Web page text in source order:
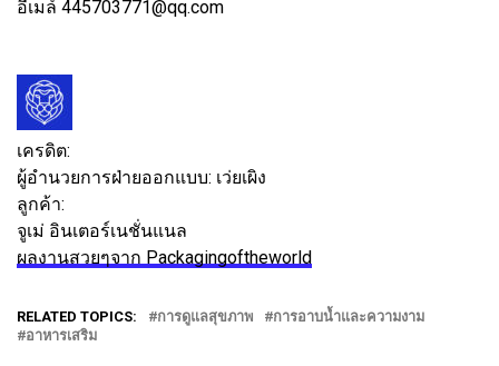
อีเมล์ 445703771@qq.com
เครดิต:
ผู้อำนวยการฝ่ายออกแบบ: เว่ยเผิง
ลูกค้า:
จูเม่ อินเตอร์เนชั่นแนล
ผลงานสวยๆจาก Packagingoftheworld
RELATED TOPICS: การดูแลสุขภาพ
การอาบน้ำและความงาม
อาหารเสริม